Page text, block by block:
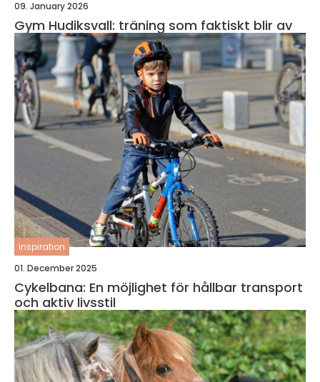
09. January 2026
Gym Hudiksvall: träning som faktiskt blir av
inspiration
01. December 2025
Cykelbana: En möjlighet för hållbar transport
och aktiv livsstil